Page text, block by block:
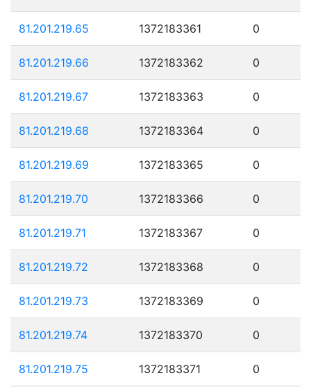
81.201.219.65 1372183361 0
81.201.219.66 1372183362 0
81.201.219.67 1372183363 0
81.201.219.68 1372183364 0
81.201.219.69 1372183365 0
81.201.219.70 1372183366 0
81.201.219.71 1372183367 0
81.201.219.72 1372183368 0
81.201.219.73 1372183369 0
81.201.219.74 1372183370 0
81.201.219.75 1372183371 0